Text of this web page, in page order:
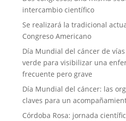
intercambio científico
Se realizará la tradicional
Congreso Americano
Día Mundial del cáncer de
verde para visibilizar una
frecuente pero grave
Día Mundial del cáncer: las
claves para un
Córdoba Rosa: jornada